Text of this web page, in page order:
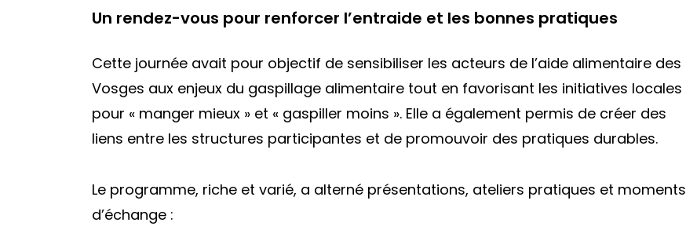
Un rendez-vous pour renforcer l’entraide et les bonnes pratiques
Cette journée avait pour objectif de sensibiliser les acteurs de l’aide alimentaire des
Vosges aux enjeux du gaspillage alimentaire tout en favorisant les initiatives locales
pour « manger mieux » et « gaspiller moins ». Elle a également permis de créer des
liens entre les structures participantes et de promouvoir des pratiques durables.
Le programme, riche et varié, a alterné présentations, ateliers pratiques et moments
d’échange :